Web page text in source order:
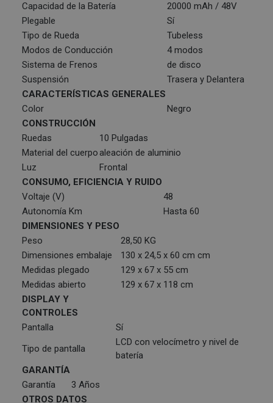
Capacidad de la Batería
20000 mAh / 48V
Plegable
Sí
Tipo de Rueda
Tubeless
Modos de Conducción
4 modos
Sistema de Frenos
de disco
Suspensión
Trasera y Delantera
CARACTERÍSTICAS GENERALES
Color
Negro
CONSTRUCCIÓN
Ruedas
10 Pulgadas
Material del cuerpoaleación de aluminio
Luz
Frontal
CONSUMO, EFICIENCIA Y RUIDO
Voltaje (V)
48
Autonomía Km
Hasta 60
DIMENSIONES Y PESO
Peso
28,50 KG
Dimensiones embalaje
130 x 24,5 x 60 cm cm
Medidas plegado
129 x 67 x 55 cm
Medidas abierto
129 x 67 x 118 cm
DISPLAY Y
CONTROLES
Pantalla
Sí
Tipo de pantalla
LCD con velocímetro y nivel de
batería
GARANTÍA
Garantía
3 Años
OTROS DATOS